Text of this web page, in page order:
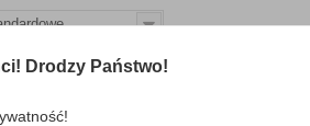
Drodzy Państwo!